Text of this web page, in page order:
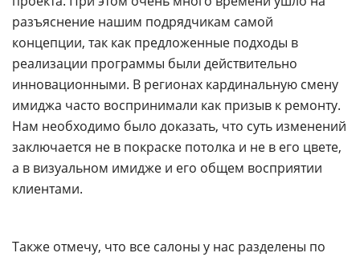
разъяснение нашим подрядчикам самой
концепции, так как предложенные подходы в
реализации программы были действительно
инновационными. В регионах кардинальную смену
имиджа часто воспринимали как призыв к ремонту.
Нам необходимо было доказать, что суть изменений
заключается не в покраске потолка и не в его цвете,
а в визуальном имидже и его общем восприятии
клиентами.
Также отмечу, что все салоны у нас разделены по